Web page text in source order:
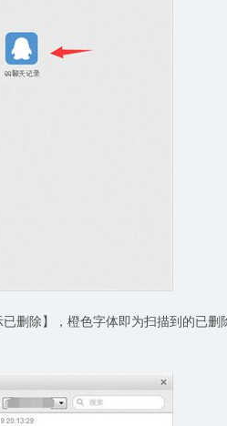
删除】，橙色字体即为扫描到的已删